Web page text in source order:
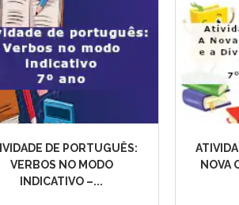
DE PORTUGUÊS:
VERBOS NO MODO
INDICATIVO –...
NOVA